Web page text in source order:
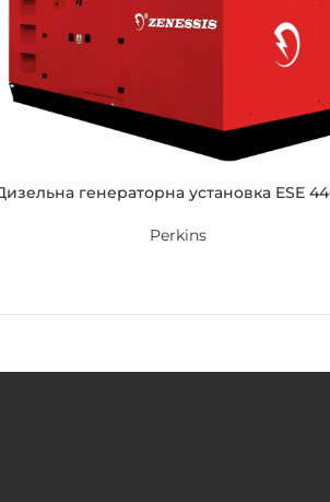
генераторна установка ESE
Perkins